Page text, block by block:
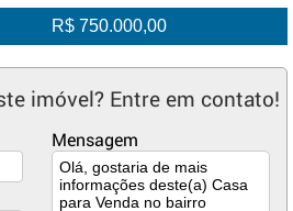
R$ 750.000,00
imóvel? Entre em contato!
Mensagem